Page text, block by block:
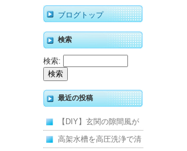
ブログトップ
検索
検索:
最近の投稿
【DIY】玄関の隙間風が
寒くて断熱ドアに交換し
高架水槽を高圧洗浄で清